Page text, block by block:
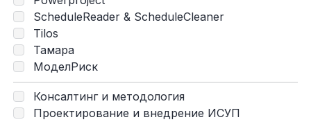
ScheduleReader & ScheduleCleaner
Tilos
Тамара
МоделРиск
Консалтинг и методология
Проектирование и внедрение ИСУП